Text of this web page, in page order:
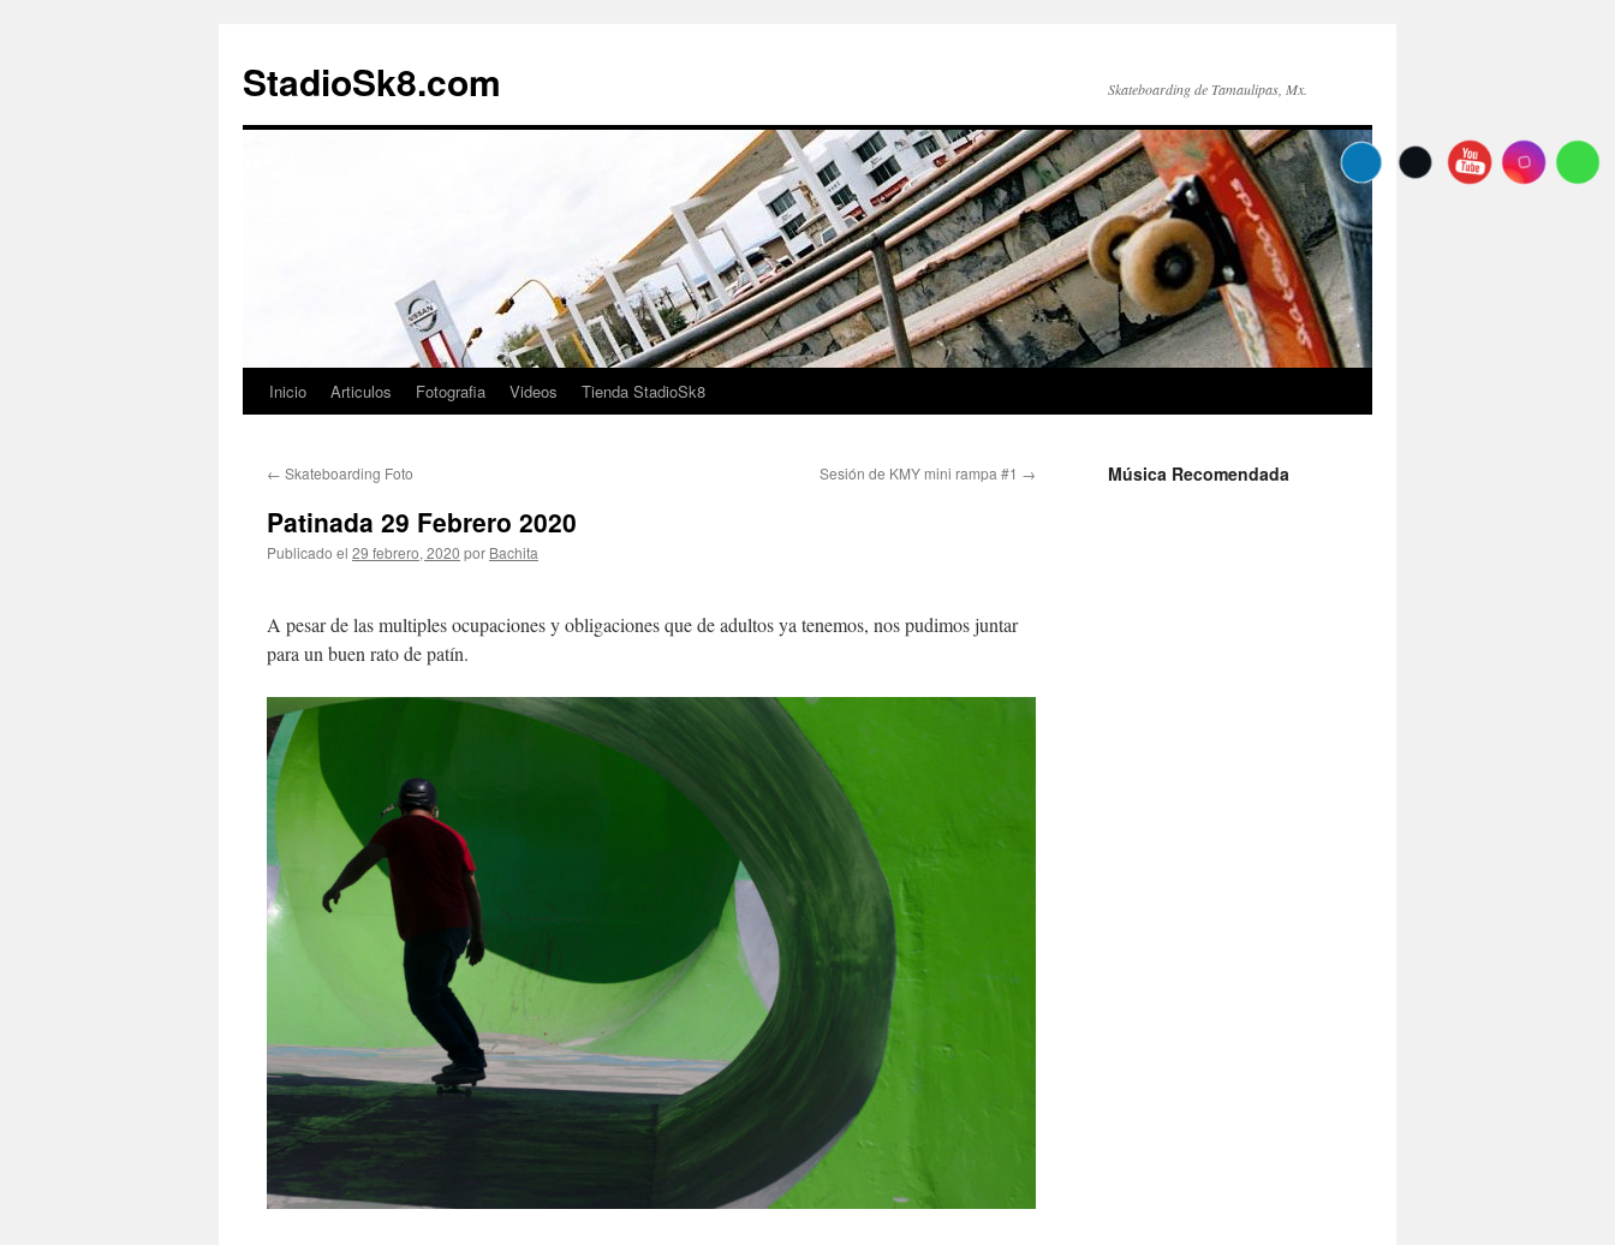
StadioSk8.com Skateboarding de Tamaulipas, Mx.
contenido
Inicio Articulos Fotografia Videos Tienda StadioSk8
← Skateboarding Foto Sesión de KMY mini rampa #1 →
Patinada 29 Febrero 2020
Publicado el 29 febrero, 2020 por Bachita
A pesar de las multiples ocupaciones y obligaciones que de adultos ya tenemos, nos pudimos juntar
para un buen rato de patín.
Música Recomendada